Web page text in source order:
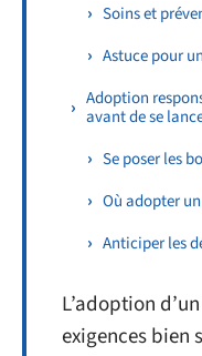
Soins et
Astuce pour
Adoption
avant de se
Se poser les
Où adopter
Anticiper les
L’adoption
exigences bien